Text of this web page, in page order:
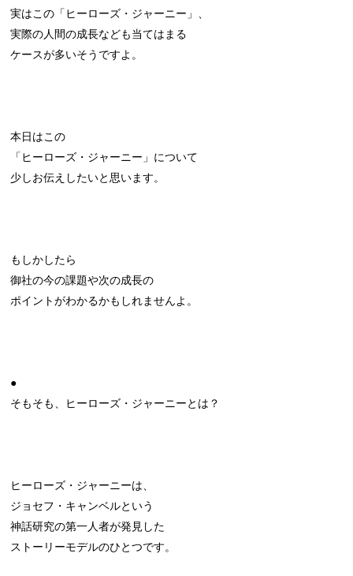
実はこの「ヒーローズ・ジャーニー」、
実際の人間の成長なども当てはまる
ケースが多いそうですよ。
本日はこの
「ヒーローズ・ジャーニー」について
少しお伝えしたいと思います。
もしかしたら
御社の今の課題や次の成長の
ポイントがわかるかもしれませんよ。
●
そもそも、ヒーローズ・ジャーニーとは？
ヒーローズ・ジャーニーは、
ジョセフ・キャンベルという
神話研究の第一人者が発見した
ストーリーモデルのひとつです。